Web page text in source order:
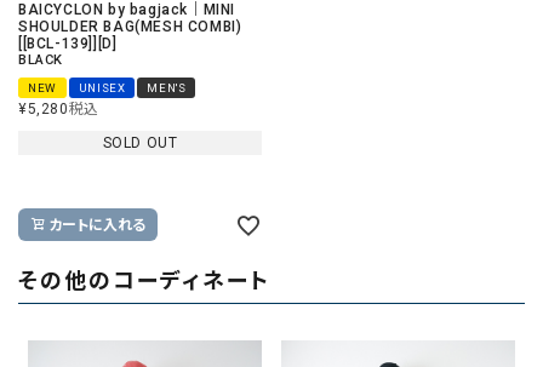
BAICYCLON by bagjack｜MINI
SHOULDER BAG(MESH COMBI)
[[BCL-139]][D]
BLACK
NEW UNISEX MEN'S
¥5,280税込
SOLD OUT
カートに入れる
その他のコーディネート